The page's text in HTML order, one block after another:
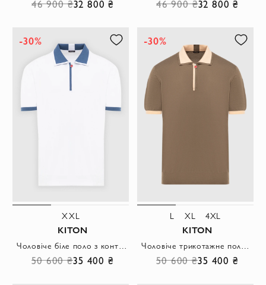
46 900 ₴32 800 ₴ 46 900 ₴32 800 ₴
-30%
XXL
KITON
Чоловіче біле поло з контрастним синім оздобленням на блискавці
50 600 ₴35 400 ₴
-30%
L XL 4XL
KITON
Чоловіче трикотажне поло кольору хакі з контрастним коміром на блискавці
50 600 ₴35 400 ₴